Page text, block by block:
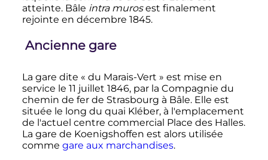
atteinte. Bâle intra murosest finalement
rejointe en décembre 1845.
Ancienne gare
La gare dite « du Marais-Vert » est mise en
service le 11 juillet 1846, par la Compagnie du
chemin de fer de Strasbourg à Bâle. Elle est
située le long du quai Kléber, à l'emplacement
de l'actuel centre commercial Place des Halles.
La gare de Koenigshoffen est alors utilisée
comme gare aux marchandises.